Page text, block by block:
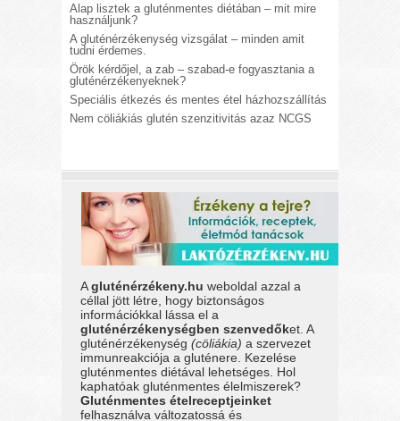
Alap lisztek a gluténmentes diétában – mit mire
használjunk?
A gluténérzékenység vizsgálat – minden amit
tudni érdemes.
Örök kérdőjel, a zab – szabad-e fogyasztania a
gluténérzékenyeknek?
Speciális étkezés és mentes étel házhozszállítás
Nem cöliákiás glutén szenzitivitás azaz NCGS
Agluténérzékeny.hu weboldal azzal a
céllal jött létre, hogy biztonságos
információkkal lássa el a
gluténérzékenységben szenvedőket. A
gluténérzékenység(cöliákia) a szervezet
immunreakciója a gluténere. Kezelése
gluténmentes diétával lehetséges. Hol
kaphatóak gluténmentes élelmiszerek?
Gluténmentes ételreceptjeinket
felhasználva változatossá és